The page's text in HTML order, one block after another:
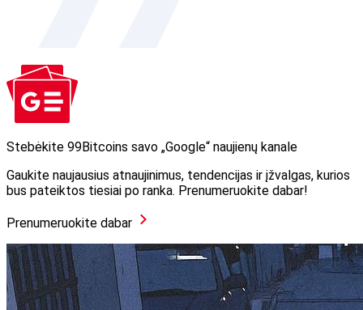
Stebėkite 99Bitcoins savo „Google“ naujienų kanale
Gaukite naujausius atnaujinimus, tendencijas ir įžvalgas, kurios
bus pateiktos tiesiai po ranka. Prenumeruokite dabar!
Prenumeruokite dabar